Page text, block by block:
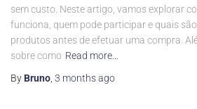
sem custo. Neste artigo, vamos explorar
funciona, quem pode participar e quais
produtos antes de efetuar uma compra.
sobre como Read more…
By Bruno 3 monthsago